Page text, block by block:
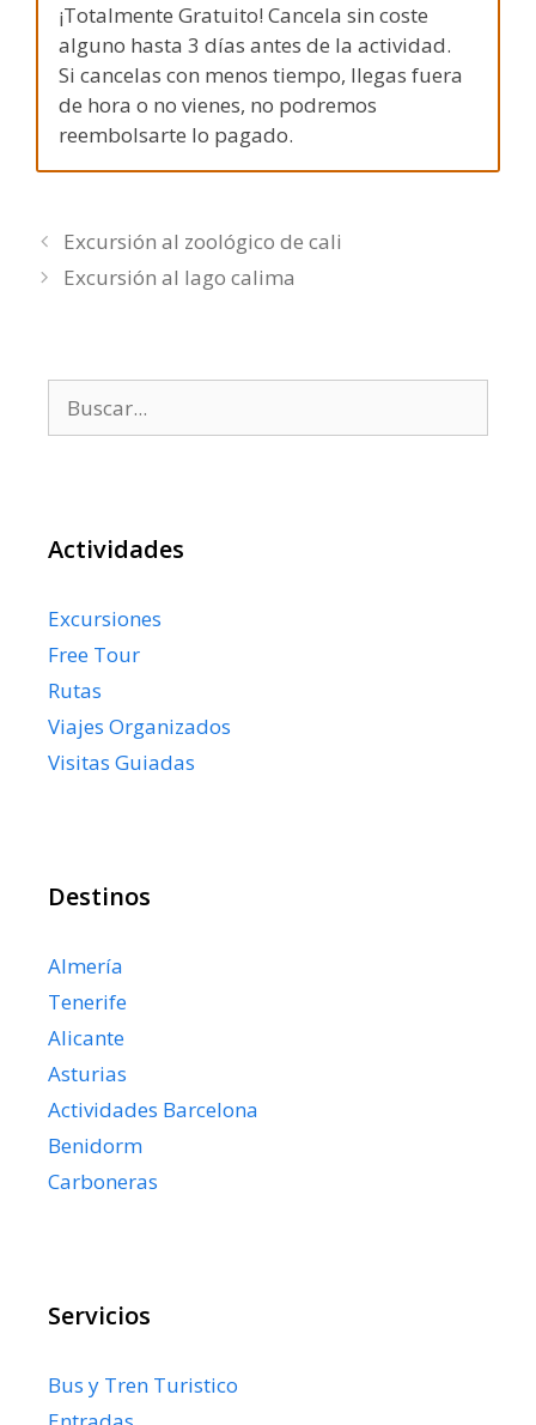
¡Totalmente Gratuito! Cancela sin coste
alguno hasta 3 días antes de la actividad.
Si cancelas con menos tiempo, llegas fuera
de hora o no vienes, no podremos
reembolsarte lo pagado.
Excursión al zoológico de cali
Excursión al lago calima
Actividades
Excursiones
Free Tour
Rutas
Viajes Organizados
Visitas Guiadas
Destinos
Almería
Tenerife
Alicante
Asturias
Actividades Barcelona
Benidorm
Carboneras
Servicios
Bus y Tren Turistico